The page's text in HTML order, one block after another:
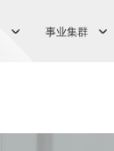
事业集群